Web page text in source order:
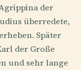
der
überredete,
Später
der Große
und sehr lange